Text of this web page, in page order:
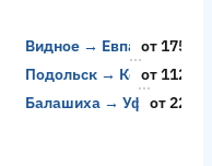
Видное → Евпатория
от 17500
Подольск → Керчьот 11200
Балашиха → Уфаот 2218